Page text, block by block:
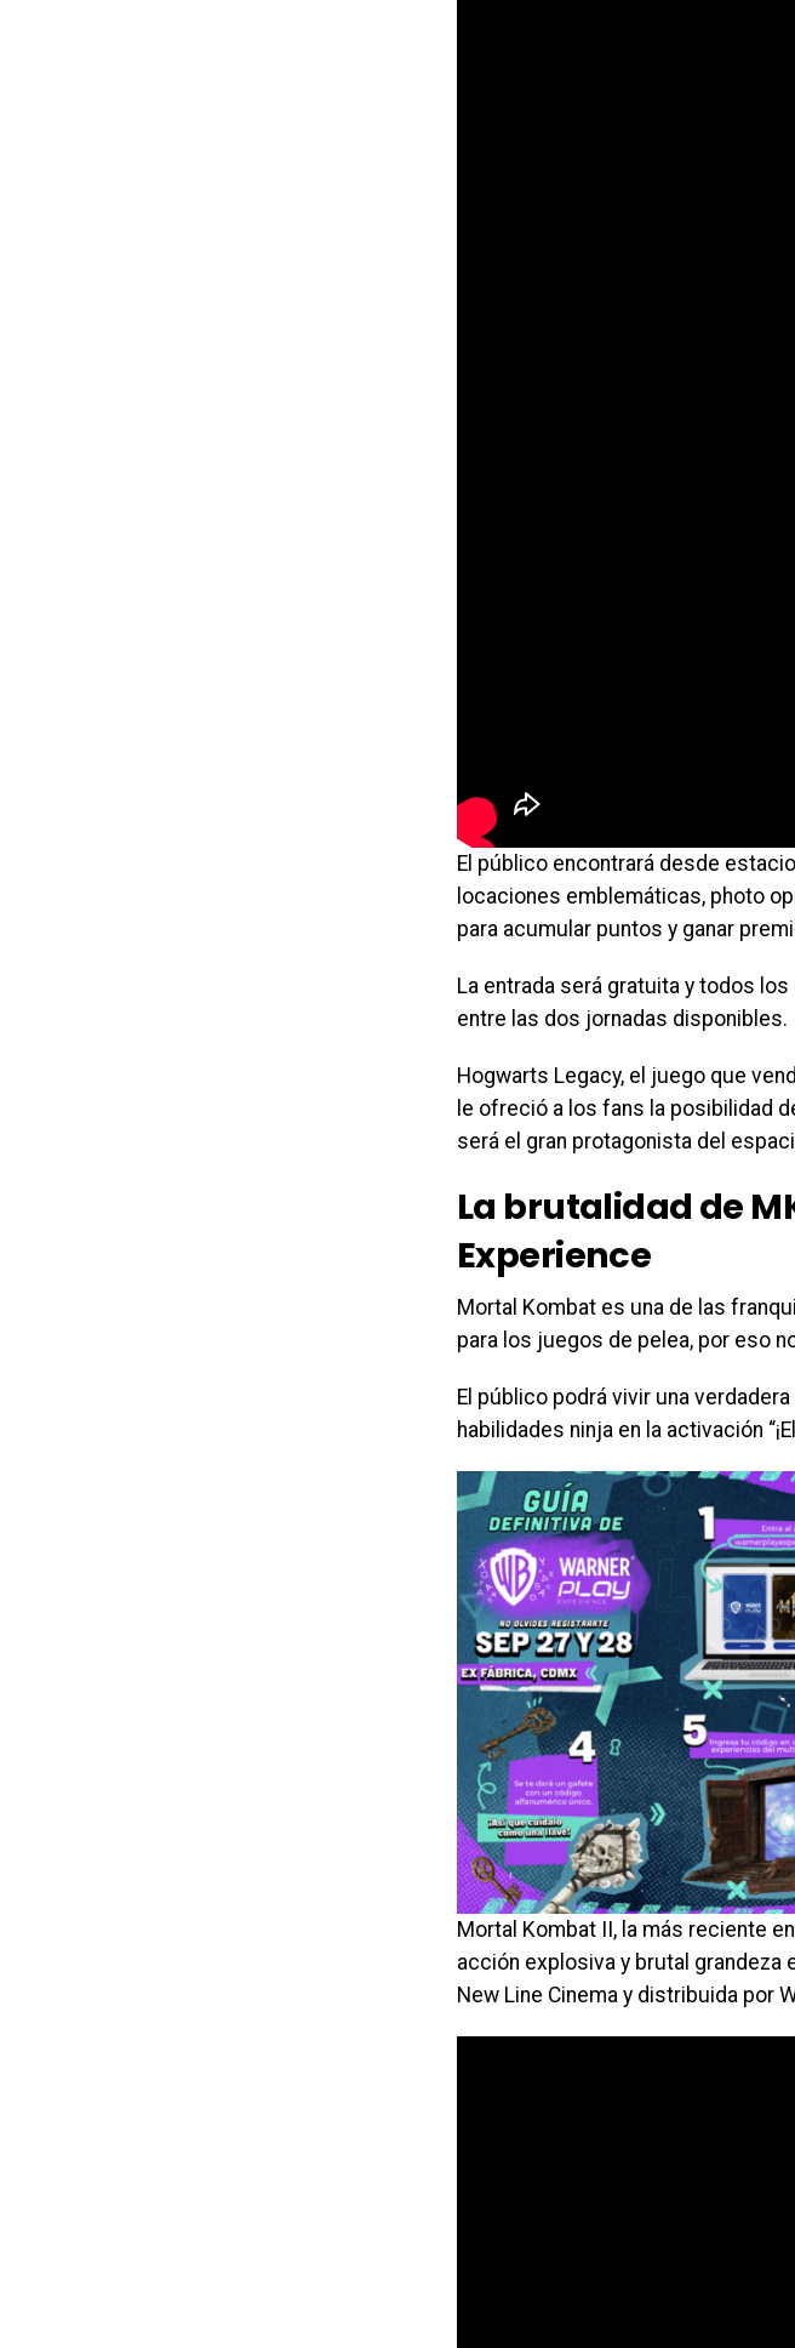
El público encontrará desde
locaciones emblemáticas, photo
para acumular puntos y ganar
La entrada será gratuita y todos
entre las dos jornadas disponibles.
Hogwarts Legacy, el juego que
le ofreció a los fans la posibilidad
será el gran protagonista del
La brutalidad de
Experience
Mortal Kombat es una de las
para los juegos de pelea, por eso
El público podrá vivir una
habilidades ninja en la activación
Mortal Kombat II, la más reciente
acción explosiva y brutal grandeza
New Line Cinema y distribuida por